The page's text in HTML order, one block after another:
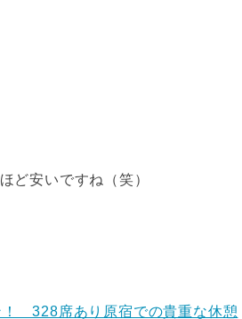
ど安いですね（笑）
！ 328席あり原宿での貴重な休憩